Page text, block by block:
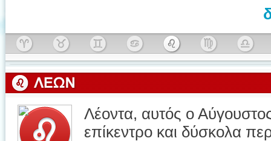
Λέοντα, αυτός ο
επίκεντρο και δύσκολα